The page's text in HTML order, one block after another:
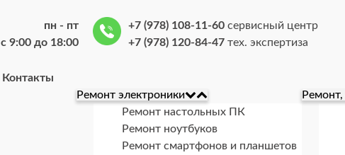
пн - пт
с 9:00 до 18:00
+7 (978) 108-11-60сервисный центр
+7 (978) 120-84-47тех. экспертиза
Контакты
Ремонт электроники
Ремонт настольных ПК
Ремонт ноутбуков
Ремонт смартфонов и планшетов